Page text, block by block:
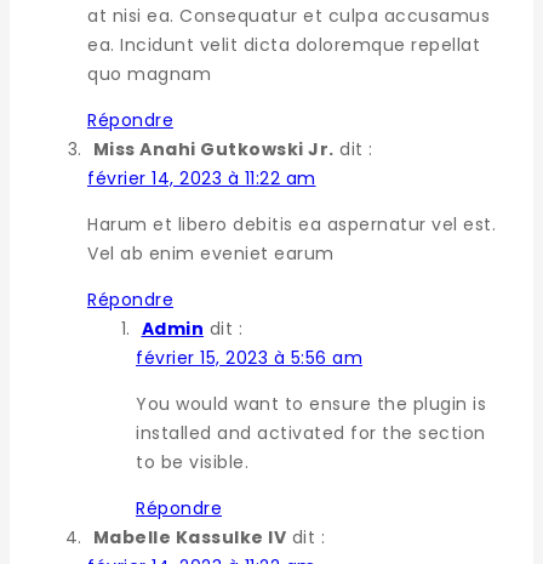
at nisi ea. Consequatur et culpa accusamus
ea. Incidunt velit dicta doloremque repellat
quo magnam
Répondre
Miss Anahi Gutkowski Jr. dit :
février 14, 2023 à 11:22 am
Harum et libero debitis ea aspernatur vel est.
Vel ab enim eveniet earum
Répondre
Admin dit :
février 15, 2023 à 5:56 am
You would want to ensure the plugin is
installed and activated for the section
to be visible.
Répondre
Mabelle Kassulke IV dit :